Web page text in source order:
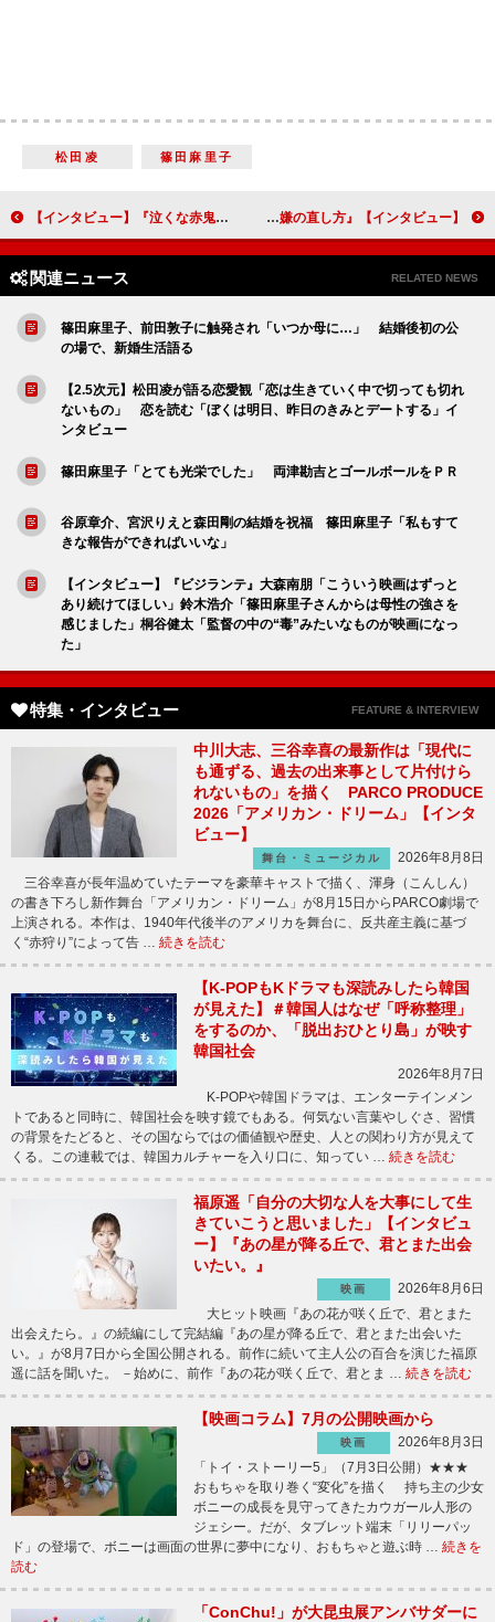
松田凌 篠田麻里子
【インタビュー】『泣くな赤鬼』柳楽優弥「十代の頃を思い出し、ものすごく共感しました」川栄李奈「柳楽さんとようやく、きちんとした夫婦を演じることができました」 【インタビュー】『女の機嫌の直し方』早見あかり 結婚と成長による著しい変化！ 原因不明のイラつきも芝居に対する苦痛も解消
関連ニュース RELATED NEWS
篠田麻里子、前田敦子に触発され「いつか母に…」 結婚後初の公
の場で、新婚生活語る
【2.5次元】松田凌が語る恋愛観「恋は生きていく中で切っても切れ
ないもの」 恋を読む「ぼくは明日、昨日のきみとデートする」イ
ンタビュー
篠田麻里子「とても光栄でした」 両津勘吉とゴールボールをＰＲ
谷原章介、宮沢りえと森田剛の結婚を祝福 篠田麻里子「私もすて
きな報告ができればいいな」
【インタビュー】『ビジランテ』大森南朋「こういう映画はずっと
あり続けてほしい」鈴木浩介「篠田麻里子さんからは母性の強さを
感じました」桐谷健太「監督の中の“毒”みたいなものが映画になっ
た」
特集・インタビュー FEATURE & INTERVIEW
中川大志、三谷幸喜の最新作は「現代に
も通ずる、過去の出来事として片付けら
れないもの」を描く PARCO PRODUCE
2026「アメリカン・ドリーム」【インタ
ビュー】
舞台・ミュージカル
2026年8月8日
三谷幸喜が長年温めていたテーマを豪華キャストで描く、渾身（こんしん）
の書き下ろし新作舞台「アメリカン・ドリーム」が8月15日からPARCO劇場で
上演される。本作は、1940年代後半のアメリカを舞台に、反共産主義に基づ
く“赤狩り”によって告 … 続きを読む
【K-POPもKドラマも深読みしたら韓国
が見えた】＃韓国人はなぜ「呼称整理」
をするのか、「脱出おひとり島」が映す
韓国社会
2026年8月7日
K-POPや韓国ドラマは、エンターテインメン
トであると同時に、韓国社会を映す鏡でもある。何気ない言葉やしぐさ、習慣
の背景をたどると、その国ならではの価値観や歴史、人との関わり方が見えて
くる。この連載では、韓国カルチャーを入り口に、知ってい … 続きを読む
福原遥「自分の大切な人を大事にして生
きていこうと思いました」【インタビュ
ー】『あの星が降る丘で、君とまた出会
いたい。』
映画
2026年8月6日
大ヒット映画『あの花が咲く丘で、君とまた
出会えたら。』の続編にして完結編『あの星が降る丘で、君とまた出会いた
い。』が8月7日から全国公開される。前作に続いて主人公の百合を演じた福原
遥に話を聞いた。 －始めに、前作『あの花が咲く丘で、君とま … 続きを読む
【映画コラム】7月の公開映画から
映画
2026年8月3日
「トイ・ストーリー5」（7月3日公開）★★★
おもちゃを取り巻く“変化”を描く 持ち主の少女
ボニーの成長を見守ってきたカウガール人形の
ジェシー。だが、タブレット端末「リリーパッ
ド」の登場で、ボニーは画面の世界に夢中になり、おもちゃと遊ぶ時 … 続きを
読む
「ConChu!」が大昆虫展アンバサダーに